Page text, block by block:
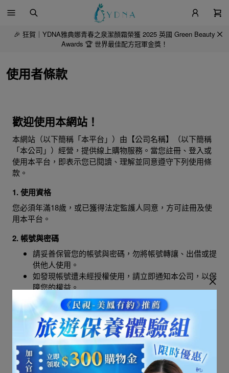
🎉 狂賀｜YDNA雅典娜青春之泉潔顏霜榮獲 2025 英國 Green Beauty
Awards 🏆 世界最佳配方冠軍金獎！
使用者條款
歡迎使用本網站！
本網站（以下簡稱「本平台」）由【公司名稱】（以下簡稱
「本公司」）經營，提供線上購物服務。當您註冊、登入或
使用本平台，即表示您已閱讀、理解並同意遵守下列使用條
款。
1. 使用資格
您必須年滿18歲，或已獲得法定監護人同意，方可註冊及使
用本平台。
2. 帳號與密碼
請妥善保管您的帳號與密碼，勿將帳號轉讓、出借或提
供他人使用。
如發現帳號遭未經授權使用，請立即通知本公司，以保
障您的權益。
3. 商品與價格
商品圖片僅供參考，實際商品以出貨為準。
本公司保留隨時修改商品資訊及價格之權利。如有標價
錯誤，本公司有權取消該筆訂單。
4. 訂單成立